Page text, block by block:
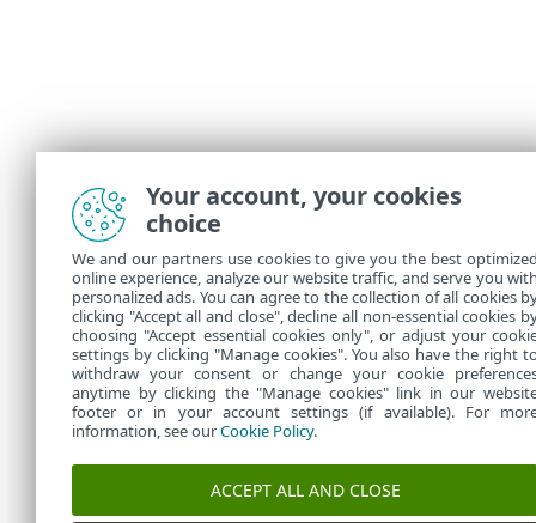
Your account, your cookies
choice
We and our partners use cookies to give you the best
online experience, analyze our website traffic, and serve you
personalized ads. You can agree to the collection of all cookies
clicking "Accept all and close", decline all non-essential cookies
choosing "Accept essential cookies only", or adjust your
settings by clicking "Manage cookies". You also have the right
withdraw your consent or change your cookie
anytime by clicking the "Manage cookies" link in our
footer or in your account settings (if available). For
information, see ourCookie Policy.
ACCEPT ALL AND CLOSE